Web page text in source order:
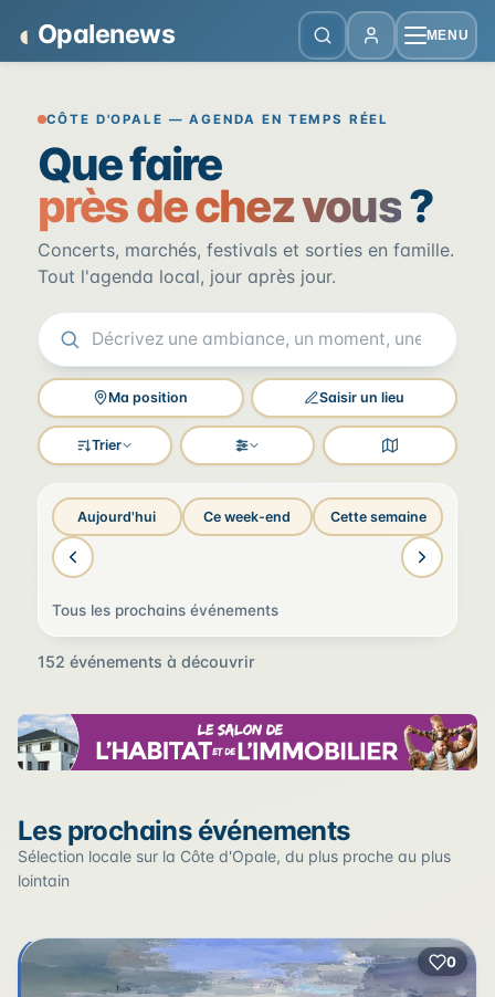
◐ Opalenews MENU
Opalenews — Événements de la
CÔTE D'OPALE — AGENDA EN TEMPS RÉEL
Que faire
près de chez vous?
Concerts, marchés, festivals et sorties en famille.
Tout l'agenda local, jour après jour.
Ma position Saisir un lieu
Trier Filtres Voir la carte
Aujourd'hui Ce week-end Cette semaine
Tous les prochains événements
152 événements à découvrir
Cliquez sur un pin pour voir l'événement — les lieux qui
en accueillent plusieurs sont regroupés.
12
2 3
17
22
2
+
−
Les prochains événements
Sélection locale sur la Côte d'Opale, du plus proche au plus
lointain
0